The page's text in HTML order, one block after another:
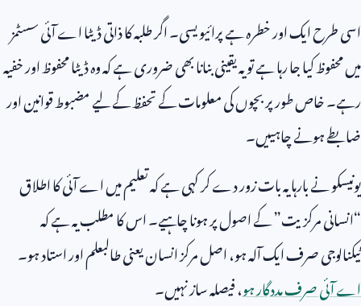
اسی طرح ایک اور خطرہ ہے پرائیویسی۔ اگر طلبہ کا ذاتی ڈیٹا اے آئی سسٹمز
میں محفوظ کیا جا رہا ہے تو یہ یقینی بنانا بھی ضروری ہے کہ وہ ڈیٹا محفوظ اور خفیہ
رہے۔ خاص طور پر بچوں کی معلومات کے تحفظ کے لیے مضبوط قوانین اور
ضابطے ہونے چاہییں۔
یونیسکو نے بارہا یہ بات زور دے کر کہی ہے کہ تعلیم میں اے آئی کا اطلاق
“انسانی مرکزیت” کے اصول پر ہونا چاہیے۔ اس کا مطلب یہ ہے کہ
ٹیکنالوجی صرف ایک آلہ ہو، اصل مرکز انسان یعنی طالبعلم اور استاد ہو۔
اے آئی صرف مددگار ہو، فیصلہ ساز نہیں۔